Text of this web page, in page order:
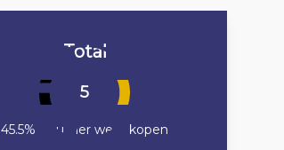
Total
5
45.5% Zou hier weer kopen